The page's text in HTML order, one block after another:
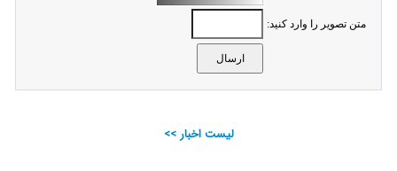
متن تصویر را وارد کنید:
لیست اخبار >>